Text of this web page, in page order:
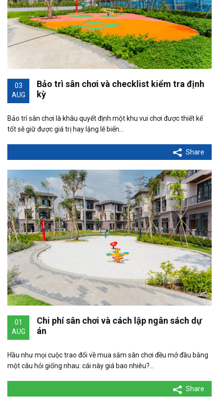
03
AUG
Bảo trì sân chơi và checklist kiểm tra định
kỳ
Bảo trì sân chơi là khâu quyết định một khu vui chơi được thiết kế
tốt sẽ giữ được giá trị hay lặng lẽ biến…
Share
01
AUG
Chi phí sân chơi và cách lập ngân sách dự
án
Hầu như mọi cuộc trao đổi về mua sắm sân chơi đều mở đầu bằng
một câu hỏi giống nhau: cái này giá bao nhiêu?…
Share